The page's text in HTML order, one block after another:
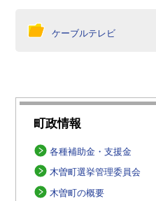
町政情報
各種補助金・支援金
木曽町選挙管理委員会
木曽町の概要
ケーブルテレビ